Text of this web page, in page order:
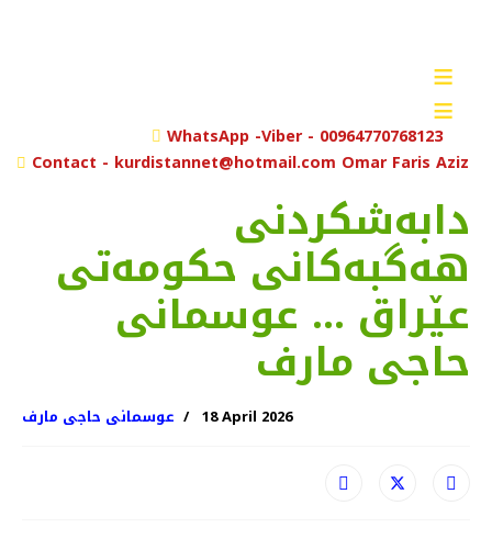
≡
≡
WhatsApp -Viber - 00964770768123
Contact - kurdistannet@hotmail.com Omar Faris Aziz
دابەشکردنی
هەگبەکانی حکومەتی
عێراق … عوسمانی
حاجی مارف
عوسمانی حاجی مارف 18 April 2026